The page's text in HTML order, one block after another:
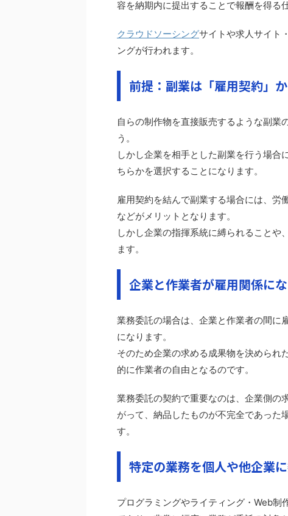
容を納期内に提出することで報酬を得る
クラウドソーシングサイトや求人サイト
ングが行われます。
前提：副業は「雇用契約」
自らの制作物を直接販売するような副業
う。
しかし企業を相手とした副業を行う場
ちらかを選択することになります。
雇用契約を結んで副業する場合には、労
などがメリットとなります。
しかし企業の指揮系統に縛られることや
ます。
企業と作業者が雇用関係に
業務委託の場合は、企業と作業者の間に
になります。
そのため企業の求める成果物を決められ
的に作業者の自由となるのです。
業務委託の契約で重要なのは、企業側の
がって、納品したものが不完全であった
す。
特定の業務を個人や他企業
プログラミングやライティング・Web制